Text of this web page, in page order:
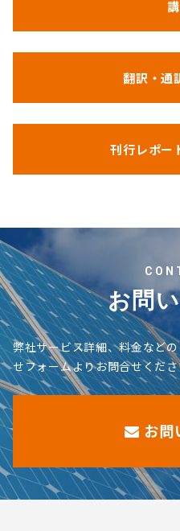
翻訳・通
刊行レポー
お問
弊社サービス詳細、料金など
せフォームよりお問合せくだ
お問